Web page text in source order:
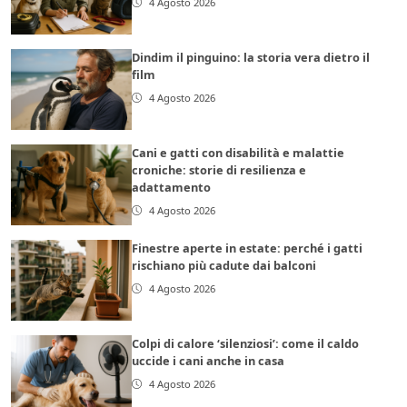
Dindim il pinguino: la storia vera dietro il
film
4 Agosto 2026
Cani e gatti con disabilità e malattie
croniche: storie di resilienza e
adattamento
4 Agosto 2026
Finestre aperte in estate: perché i gatti
rischiano più cadute dai balconi
4 Agosto 2026
Colpi di calore ‘silenziosi’: come il caldo
uccide i cani anche in casa
4 Agosto 2026